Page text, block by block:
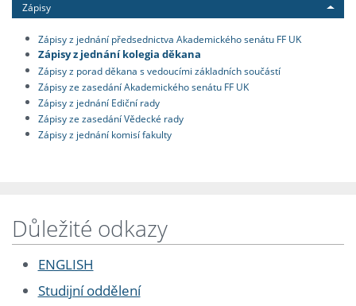
Zápisy
Zápisy z jednání předsednictva Akademického senátu FF UK
Zápisy z jednání kolegia děkana
Zápisy z porad děkana s vedoucími základních součástí
Zápisy ze zasedání Akademického senátu FF UK
Zápisy z jednání Ediční rady
Zápisy ze zasedání Vědecké rady
Zápisy z jednání komisí fakulty
Důležité odkazy
ENGLISH
Studijní oddělení